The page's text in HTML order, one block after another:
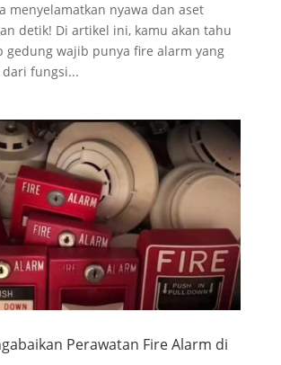
menyelamatkan nyawa dan aset
detik! Di artikel ini, kamu akan tahu
gedung wajib punya fire alarm yang
fungsi...
Perawatan Fire Alarm di